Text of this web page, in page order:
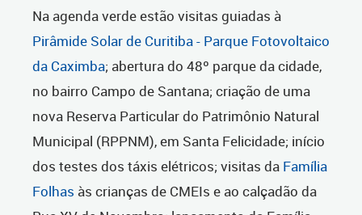
Na agenda verde estão visitas guiadas à
Pirâmide Solar de Curitiba - Parque Fotovoltaico
da Caximba; abertura do 48º parque da cidade,
no bairro Campo de Santana; criação de uma
nova Reserva Particular do Patrimônio Natural
Municipal (RPPNM), em Santa Felicidade; início
dos testes dos táxis elétricos; visitas da Família
Folhas às crianças de CMEIs e ao calçadão da